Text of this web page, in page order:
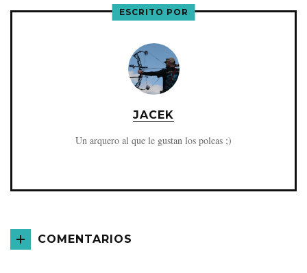
ESCRITO POR
JACEK
Un arquero al que le gustan los poleas ;)
COMENTARIOS